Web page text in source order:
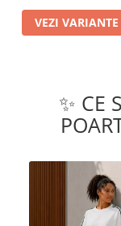
VEZI VARIANTE
✨ CE